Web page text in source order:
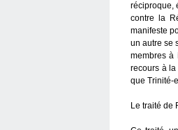
réciproque,
contre la
manifeste
un autre se
membres à
recours à la
que Trinité-
Le traité de